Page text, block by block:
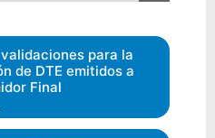
para la
de DTE emitidos a
Final